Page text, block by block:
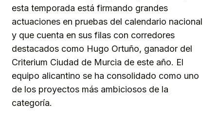
esta temporada está firmando grandes
actuaciones en pruebas del calendario nacional
y que cuenta en sus filas con corredores
destacados como Hugo Ortuño, ganador del
Criterium Ciudad de Murcia de este año. El
equipo alicantino se ha consolidado como uno
de los proyectos más ambiciosos de la
categoría.